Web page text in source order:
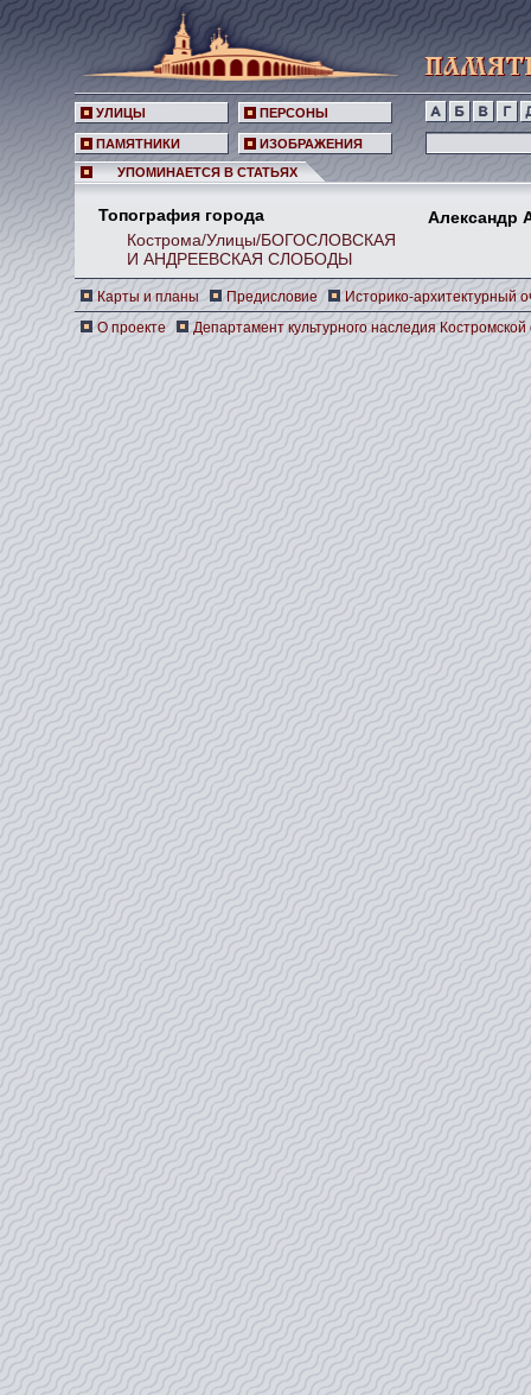
УЛИЦЫ ПЕРСОНЫ
ПАМЯТНИКИ
ИЗОБРАЖЕНИЯ
УПОМИНАЕТСЯ В СТАТЬЯХ
Топография города
Кострома/Улицы/БОГОСЛОВСКАЯ
И АНДРЕЕВСКАЯ СЛОБОДЫ
Александр
Карты и планы Предисловие
Историко-архитектурный
О проекте
Департамент культурного наследия Костромской